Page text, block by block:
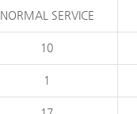
NORMAL SERVICE
10
1